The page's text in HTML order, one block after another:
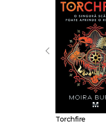
Schimbându-ți
reprezintă
va îndruma să
Considerată un
pentru a
avere, iar
Jooyun Hong
publicații
Torchfire
‹